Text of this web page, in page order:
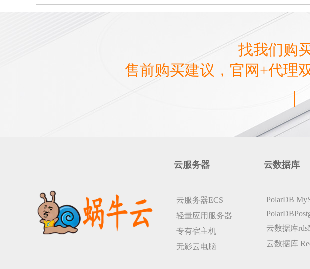
找我们购
售前购买建议，官网+代理
云服务器
云服务器ECS
轻量应用服务器
专有宿主机
无影云电脑
云数据库
PolarDB
云数据库
云数据库